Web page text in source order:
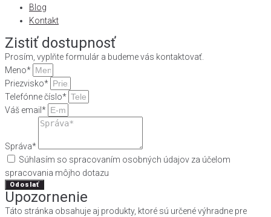
Blog
Kontakt
Zistiť dostupnosť
Prosím, vyplňte formulár a budeme vás kontaktovať.
Meno*
Priezvisko*
Telefónne číslo*
Váš email*
Správa*
Súhlasím so spracovaním osobných údajov za účelom
spracovania môjho dotazu
Odoslať
Upozornenie
Táto stránka obsahuje aj produkty, ktoré sú určené výhradne pre